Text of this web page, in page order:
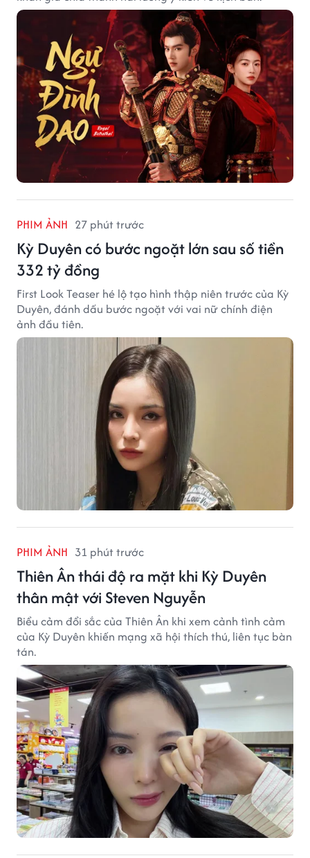
PHIM ẢNH 27 phút trước
Kỳ Duyên có bước ngoặt lớn sau số tiền
332 tỷ đồng
First Look Teaser hé lộ tạo hình thập niên trước của Kỳ
Duyên, đánh dấu bước ngoặt với vai nữ chính điện
ảnh đầu tiên.
PHIM ẢNH 31 phút trước
Thiên Ân thái độ ra mặt khi Kỳ Duyên
thân mật với Steven Nguyễn
Biểu cảm đổi sắc của Thiên Ân khi xem cảnh tình cảm
của Kỳ Duyên khiến mạng xã hội thích thú, liên tục bàn
tán.